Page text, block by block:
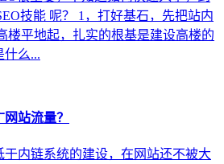
技能 呢？ 1，打好基石，先把站内
楼平地起，扎实的根基是建设高楼的
什么...
站流量？
于内链系统的建设，在网站还不被大